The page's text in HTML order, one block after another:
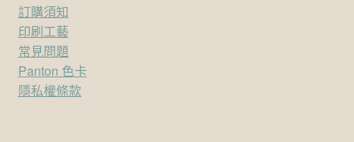
訂購須知
印刷工藝
常見問題
Panton 色卡
隱私權條款